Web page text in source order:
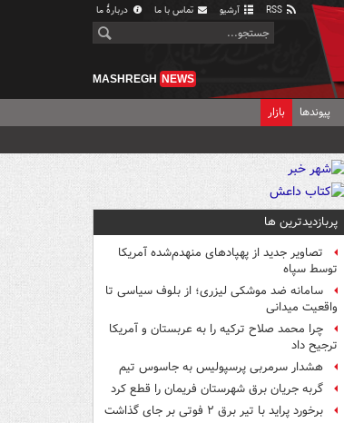
آرشیو تماس با ما دربارهٔ ما
MASHREGH NEWS
پیوندها بازار
پربازدیدترین ها
تصاویر جدید از پهپادهای منهدم‌شده آمریکا
توسط سپاه
سامانه ضد موشکی لیزری؛ از بلوف سیاسی تا
واقعیت میدانی
چرا محمد صلاح ترکیه را به عربستان و آمریکا
ترجیح داد
هشدار سرمربی پرسپولیس به جاسوس تیم
گربه جریان برق شهرستان فریمان را قطع کرد
برخورد پراید با تیر برق ۲ فوتی بر جای گذاشت